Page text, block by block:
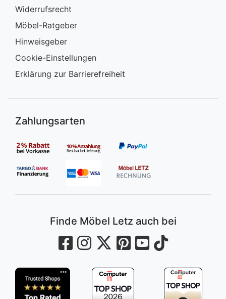
Widerrufsrecht
Möbel-Ratgeber
Hinweisgeber
Cookie-Einstellungen
Erklärung zur Barrierefreiheit
Zahlungsarten
Finde Möbel Letz auch bei